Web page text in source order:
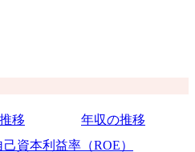
移
年収の推移
己資本利益率（ROE）